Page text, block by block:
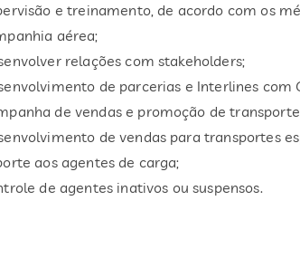
e treinamento, de acordo com os
aérea;
relações com stakeholders;
de parcerias e Interlines com
de vendas e promoção de
de vendas para transportes
aos agentes de carga;
de agentes inativos ou suspensos.